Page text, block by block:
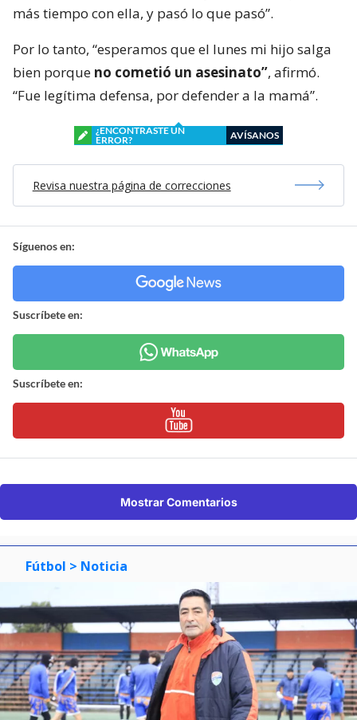
más tiempo con ella, y pasó lo que pasó”.
Por lo tanto, “esperamos que el lunes mi hijo salga
bien porque no cometió un asesinato”, afirmó.
“Fue legítima defensa, por defender a la mamá”.
¿ENCONTRASTE UN
ERROR?
AVÍSANOS
Revisa nuestra página de correcciones
Síguenos en:
Suscríbete en:
Suscríbete en:
Mostrar Comentarios
Fútbol > Noticia